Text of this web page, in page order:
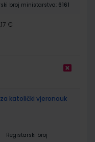
broj ministarstva: 6161
€
za katolički vjeronauk
Registarski broj